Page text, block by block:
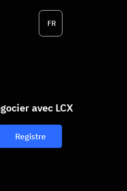
FR
avec LCX
Registre